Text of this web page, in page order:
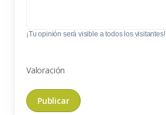
¡Tu opinión será visible a todos los visitantes!
Valoración